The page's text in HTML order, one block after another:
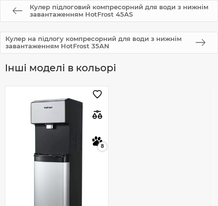
Кулер підлоговий компресорний для води з нижнім
завантаженням HotFrost 45AS
Кулер на підлогу компресорний для води з нижнім
завантаженням HotFrost 35AN
Інші моделі в кольорі
8